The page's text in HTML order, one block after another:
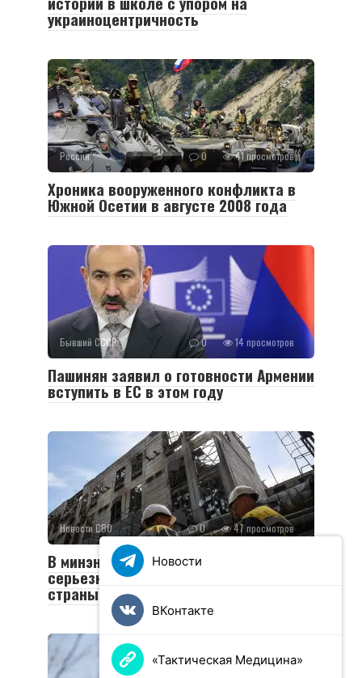
украиноцентричность
Россия 0 41 просмотров
Хроника вооруженного конфликта в
Южной Осетии в августе 2008 года
Бывший СССР 0 14 просмотров
Пашинян заявил о готовности Армении
вступить в ЕС в этом году
Новости СВО 0 47 просмотров
В минэнерго Украины заявили о
серьезном ущербе энергосистеме
страны в 2024 году
Новости
ВКонтакте
«Тактическая Медицина»